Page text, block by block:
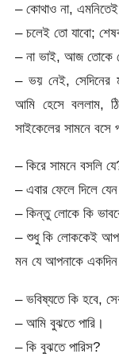
– কোথাও না,
– চলেই তো যাবো;
– না ভাই, আজ তোকে
– ভয় নেই, সেদিনের
আমি হেসে বললাম,
সাইকেলের সামনে
– কিরে সামনে বসলি
– এবার ফেলে দিলে
– কিন্তু লোকে কি
– শুধু কি লোককেই
মন যে আপনাকে একদিন
– ভবিষ্যতে কি হবে,
– আমি বুঝতে পারি।
– কি বুঝতে পারিস?